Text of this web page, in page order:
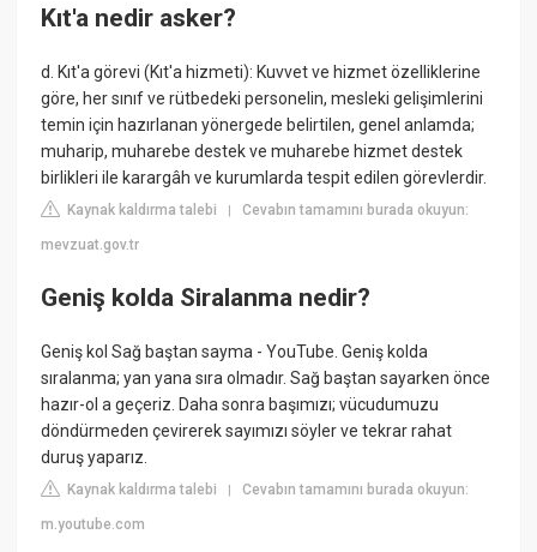
Kıt'a nedir asker?
d. Kıt'a görevi (Kıt'a hizmeti): Kuvvet ve hizmet özelliklerine
göre, her sınıf ve rütbedeki personelin, mesleki gelişimlerini
temin için hazırlanan yönergede belirtilen, genel anlamda;
muharip, muharebe destek ve muharebe hizmet destek
birlikleri ile karargâh ve kurumlarda tespit edilen görevlerdir.
Kaynak kaldırma talebi |Cevabın tamamını burada okuyun:
mevzuat.gov.tr
Geniş kolda Siralanma nedir?
Geniş kol Sağ baştan sayma - YouTube. Geniş kolda
sıralanma; yan yana sıra olmadır. Sağ baştan sayarken önce
hazır-ol a geçeriz. Daha sonra başımızı; vücudumuzu
döndürmeden çevirerek sayımızı söyler ve tekrar rahat
duruş yaparız.
Kaynak kaldırma talebi |Cevabın tamamını burada okuyun:
m.youtube.com